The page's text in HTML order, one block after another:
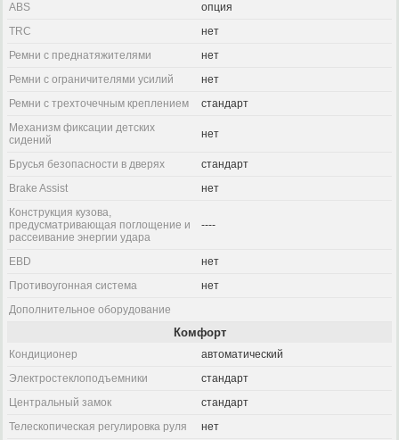
ABS
опция
TRC
нет
Ремни с преднатяжителями
нет
Ремни с ограничителями усилий
нет
Ремни с трехточечным креплением
стандарт
Механизм фиксации детских
сидений
нет
Брусья безопасности в дверях
стандарт
Brake Assist
нет
Конструкция кузова,
предусматривающая поглощение и
рассеивание энергии удара
----
EBD
нет
Противоугонная система
нет
Дополнительное оборудование
Комфорт
Кондиционер
автоматический
Электростеклоподъемники
стандарт
Центральный замок
стандарт
Телескопическая регулировка руля
нет